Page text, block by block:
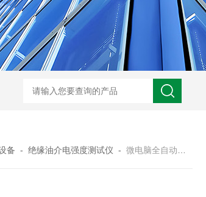
电阻测试仪 S3010数字接地电阻测试仪现货
备 -绝缘油介电强度测试仪 -微电脑全自动绝缘油测试仪